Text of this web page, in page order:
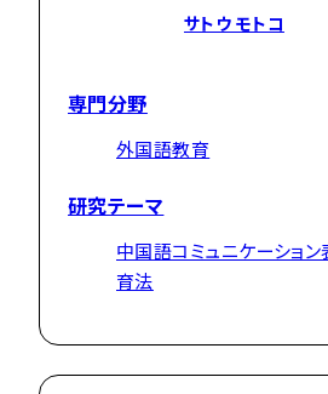
サトウ モトコ
専門分野
外国語教育
研究テーマ
中国語コミュニケーショ
育法